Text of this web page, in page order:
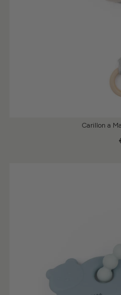
Carillon a